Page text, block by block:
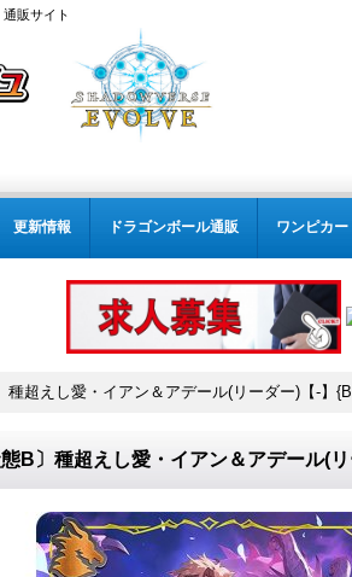
販サイト
更新情報 ドラゴンボール通販 ワンピカ
種超えし愛・イアン＆アデール(リーダー)【-】
B〕種超えし愛・イアン＆アデール(